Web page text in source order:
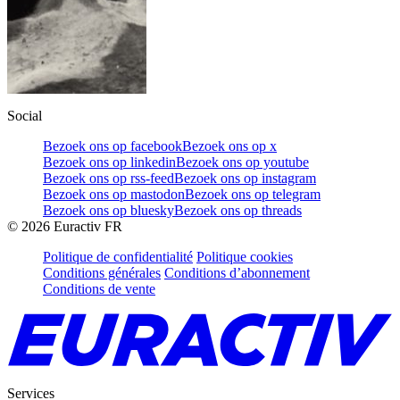
Social
Bezoek ons op facebookBezoek ons op x
Bezoek ons op linkedinBezoek ons op youtube
Bezoek ons op rss-feedBezoek ons op instagram
Bezoek ons op mastodonBezoek ons op telegram
Bezoek ons op blueskyBezoek ons op threads
© 2026 Euractiv FR
Politique de confidentialité Politique cookies
Conditions générales Conditions d’abonnement
Conditions de vente
Services